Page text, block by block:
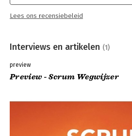
Lees ons recensiebeleid
Interviews en artikelen (1)
preview
Preview - Scrum Wegwijzer